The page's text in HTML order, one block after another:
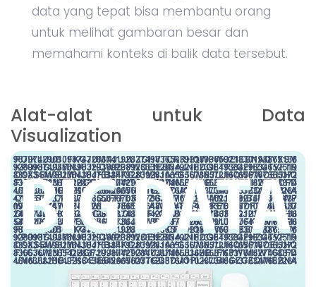
data yang tepat bisa membantu orang
untuk melihat gambaran besar dan
memahami konteks di balik data tersebut.
Alat-alat untuk Data
Visualization